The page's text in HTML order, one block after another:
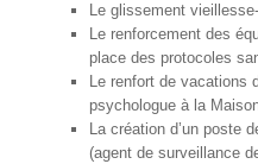
Le glissement
Le renforcement des
place des protocoles
Le renfort de vacations
psychologue à la
La création d’un poste
(agent de surveillance